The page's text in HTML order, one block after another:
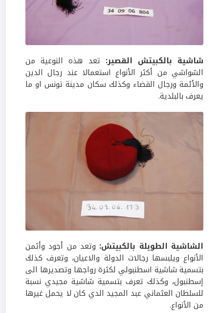
شاشية بالكبيتش القصير: تعد هذه النوعية من
الشواشي من أكثر الأنواع استعمالا عند رجال الدين
والأئمة ورجال القضاء وكذلك سكان مدينة تونس او ما
يعرف بالبلدية.
الشاشية الطويلة بالكبيتش: وتعد من أجود وأثمن
الأنواع ويلبسها رجالات الدولة والاعيان، وتعرف كذلك
بتسمية شاشية اسطنبولي لكثرة رواجها وتصديرها الى
إسطنبول، وكذلك تعرف بتسمية شاشية مجيدي نسبة
للسلطان العثماني عبد المجيد الدي كان لا يحمل غيرها
من الأنواع.